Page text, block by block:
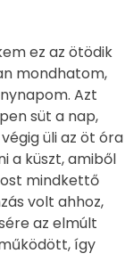
ez az ötödik
mondhatom,
Azt
süt a nap,
üli az öt óra
a küszt, amiből
mindkettő
volt ahhoz,
az elmúlt
így